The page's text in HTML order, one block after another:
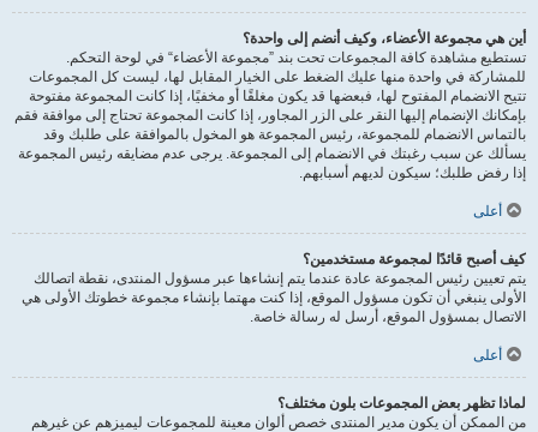
أين هي مجموعة الأعضاء، وكيف أنضم إلى واحدة؟
تستطيع مشاهدة كافة المجموعات تحت بند ”مجموعة الأعضاء“ في لوحة التحكم.
للمشاركة في واحدة منها عليك الضغط على الخيار المقابل لها، ليست كل المجموعات
تتيح الانضمام المفتوح لها، فبعضها قد يكون مغلقًا أو مخفيًا، إذا كانت المجموعة مفتوحة
بإمكانك الإنضمام إليها النقر على الزر المجاور، إذا كانت المجموعة تحتاج إلى موافقة فقم
بالتماس الانضمام للمجموعة، رئيس المجموعة هو المخول بالموافقة على طلبك وقد
يسألك عن سبب رغبتك في الانضمام إلى المجموعة. يرجى عدم مضايقه رئيس المجموعة
إذا رفض طلبك؛ سيكون لديهم أسبابهم.
أعلى
كيف أصبح قائدًا لمجموعة مستخدمين؟
يتم تعيين رئيس المجموعة عادة عندما يتم إنشاءها عبر مسؤول المنتدى، نقطة اتصالك
الأولى ينبغي أن تكون مسؤول الموقع، إذا كنت مهتما بإنشاء مجموعة خطوتك الأولى هي
الاتصال بمسؤول الموقع، أرسل له رسالة خاصة.
أعلى
لماذا تظهر بعض المجموعات بلون مختلف؟
من الممكن أن يكون مدير المنتدى خصص ألوان معينة للمجموعات ليميزهم عن غيرهم